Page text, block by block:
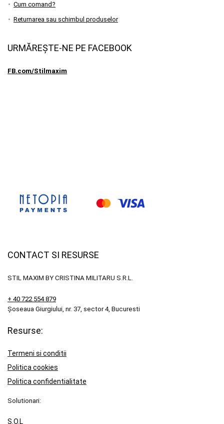
Cum comand?
Returnarea sau schimbul produselor
URMĂREȘTE-NE PE FACEBOOK
FB.com/Stilmaxim
CONTACT SI RESURSE
STIL MAXIM BY CRISTINA MILITARU S.R.L.
+ 40 722 554 879
Șoseaua Giurgiului, nr. 37, sector 4, Bucuresti
Resurse:
Termeni si conditii
Politica cookies
Politica confidentialitate
Solutionari:
S.O.L